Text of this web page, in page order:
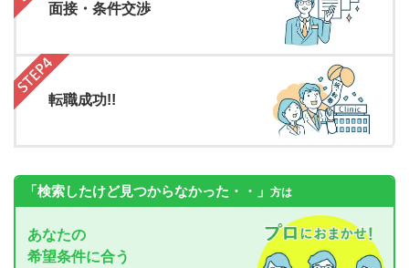
面接・条件交渉
転職成功!!
「検索したけど見つからなかった・・」 方は
あなたの
希望条件に合う